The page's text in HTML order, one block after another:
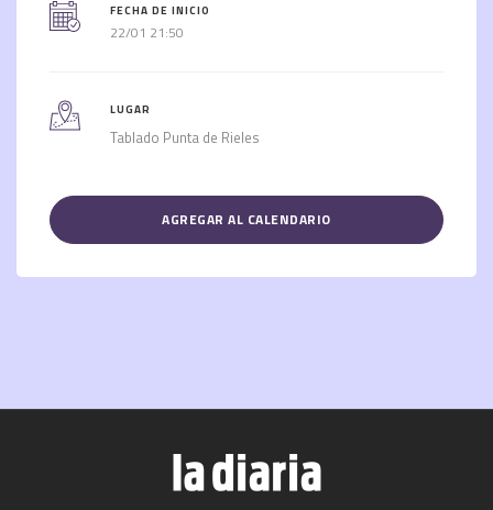
FECHA DE INICIO
22/01 21:50
LUGAR
Tablado Punta de Rieles
AGREGAR AL CALENDARIO